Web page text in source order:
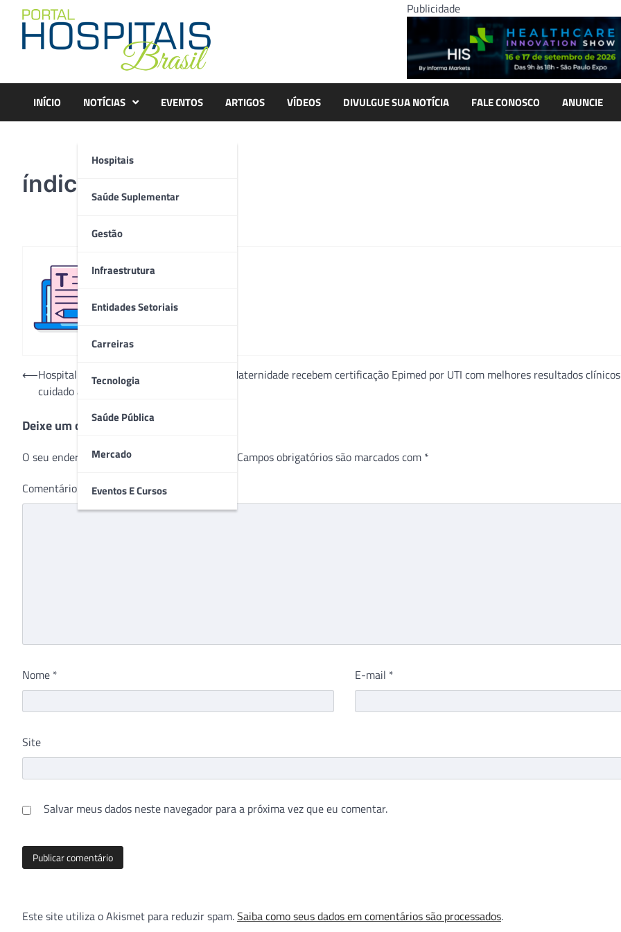
content
Publicidade
INÍCIO NOTÍCIAS
Hospitais
Saúde Suplementar
Gestão
Infraestrutura
Entidades Setoriais
Carreiras
Tecnologia
Saúde Pública
Mercado
Eventos E Cursos
EVENTOS ARTIGOS VÍDEOS DIVULGUE SUA NOTÍCIA FALE CONOSCO ANUNCIE
índice
Navegação
Post
⟵Hospital de Base e Hospital da Criança e Maternidade recebem certificação Epimed por UTI com melhores resultados
cuidado ao paciente
Deixe um comentário
O seu endereço de e-mail não será publicado. Campos obrigatórios são marcados com *
Comentário
Nome * E-mail *
Site
Salvar meus dados neste navegador para a próxima vez que eu comentar.
Este site utiliza o Akismet para reduzir spam.Saiba como seus dados em comentários são processados.